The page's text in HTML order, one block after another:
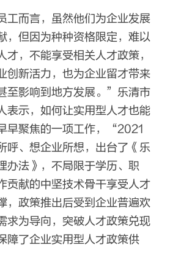
工而言，虽然他们为企业发展
，但因为种种资格限定，难以
才，不能享受相关人才政策，
创新活力，也为企业留才带来
至影响到地方发展。”乐清市
表示，如何让实用型人才也能
早聚焦的一项工作，“2021
呼、想企业所想，出台了《乐
办法》，不局限于学历、职
贡献的中坚技术骨干享受人才
，政策推出后受到企业普遍欢
求为导向，突破人才政策兑现
障了企业实用型人才政策供